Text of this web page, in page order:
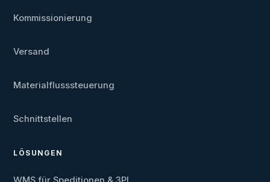
Kommissionierung
Versand
Materialflusssteuerung
Schnittstellen
LÖSUNGEN